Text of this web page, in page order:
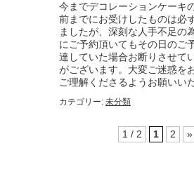
今までデコレーションケーキ
前までにお受けしたものは必
ましたが、深刻な人手不足の
にご予約頂いてもその日のご
達していた場合お断りさせて
がございます。大変ご迷惑を
ご理解くださるようお願いい
カテゴリー: 未分類
1 / 2 1 2 »